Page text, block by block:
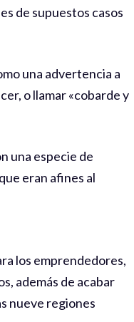
de supuestos casos
una advertencia a
o llamar «cobarde y
una especie de
eran afines al
los emprendedores,
además de acabar
nueve regiones